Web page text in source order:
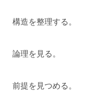
構造を整理する。
論理を見る。
前提を見つめる。